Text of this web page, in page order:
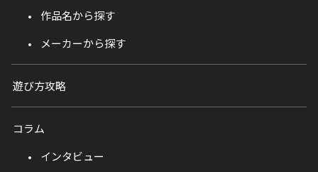
作品名から探す
メーカーから探す
遊び方攻略
コラム
インタビュー